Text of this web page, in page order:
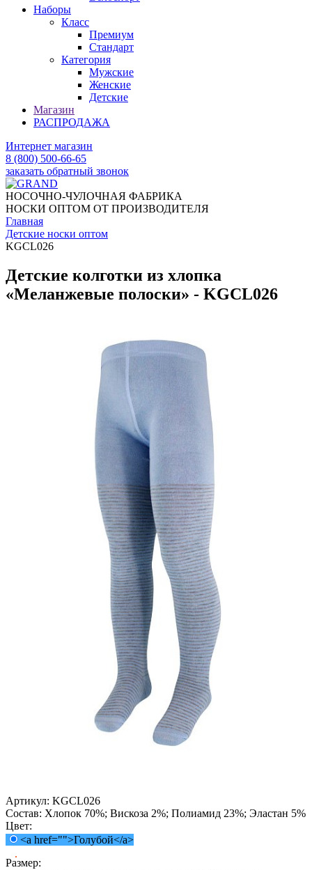
Наборы
Класс
Премиум
Стандарт
Категория
Мужские
Женские
Детские
Магазин
РАСПРОДАЖА
Интернет магазин
8 (800) 500-66-65
заказать обратный звонок
НОСОЧНО-ЧУЛОЧНАЯ ФАБРИКА
НОСКИ ОПТОМ ОТ ПРОИЗВОДИТЕЛЯ
Главная
Детские носки оптом
KGCL026
Детские колготки из хлопка
«Меланжевые полоски» - KGCL026
Артикул: KGCL026
Состав: Хлопок 70%; Вискоза 2%; Полиамид 23%; Эластан 5%
Цвет:
<a href="">Голубой</a>
Размер: